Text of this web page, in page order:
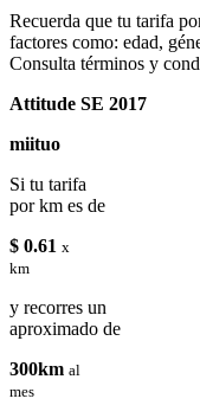
Recuerda que tu tarifa
factores como: edad,
Consulta términos y
Attitude SE 2017
miituo
Si tu tarifa
por km es de
$ 0.61 x
km
y recorres un
aproximado de
300km al
mes